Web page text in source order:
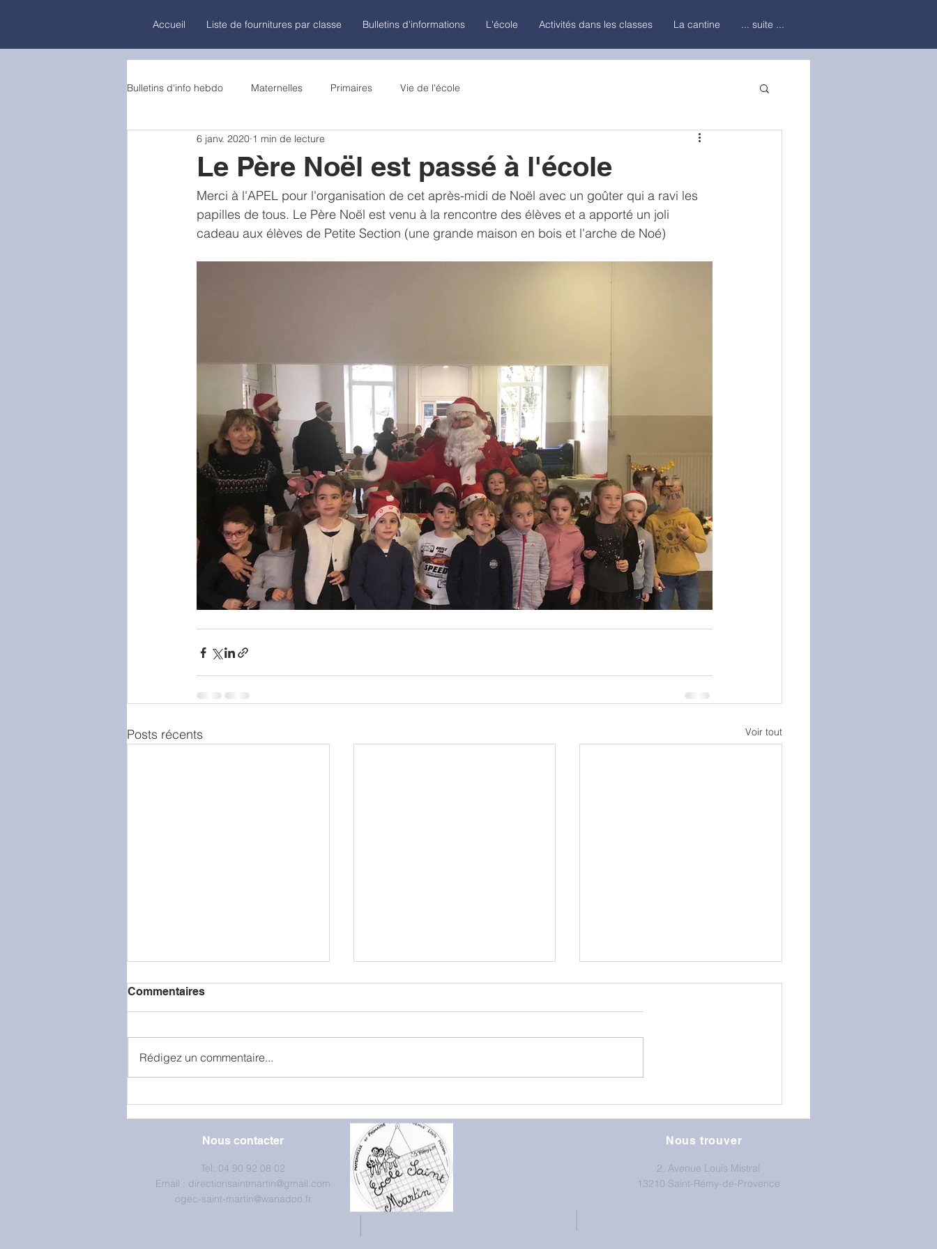
Accueil Liste de fournitures par classe Bulletins d'informations L'école Activités dans les classes La cantine ... suite ...
Bulletins d'info hebdo Maternelles Primaires Vie de l'école
Le Père Noël est passé à l'école
6 janv. 2020 1 min de lecture
Merci à l'APEL pour l'organisation de cet après-midi de Noël avec un goûter qui a ravi les
papilles de tous. Le Père Noël est venu à la rencontre des élèves et a apporté un joli
cadeau aux élèves de Petite Section (une grande maison en bois et l'arche de Noé)
Posts récents Voir tout
Commentaires
Rédigez un commentaire...
Tel: 04 90 92 08 02
Email : directionsaintmartin@gmail.com
ogec-saint-martin@wanadoo.fr
Nous contacter Nous trouver
2, Avenue Louis Mistral
13210 Saint-Rémy-de-Provence